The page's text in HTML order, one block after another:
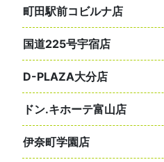
町田駅前コビルナ店
国道225号宇宿店
D-PLAZA大分店
ドン.キホーテ富山店
伊奈町学園店